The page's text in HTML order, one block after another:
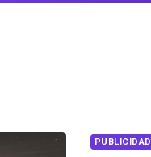
PUBLICIDAD